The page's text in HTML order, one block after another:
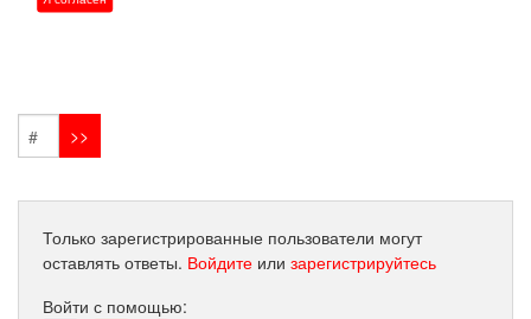
Только зарегистрированные пользователи могут
оставлять ответы. Войдите или зарегистрируйтесь
Войти с помощью: